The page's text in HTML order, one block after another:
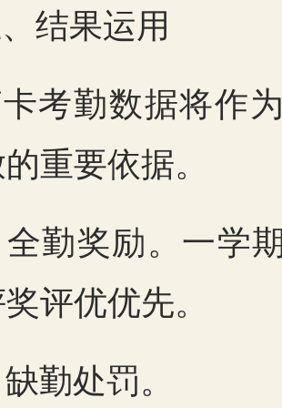
结果运用
考勤数据将作
重要依据。
全勤奖励。一学
评优优先。
勤处罚。